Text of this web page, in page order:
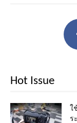
Hot Issue
ใ
ร